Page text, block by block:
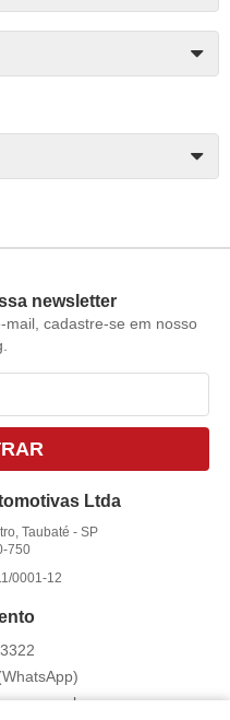
newsletter
cadastre-se em nosso
Ltda
Taubaté -SP
750
0001-12